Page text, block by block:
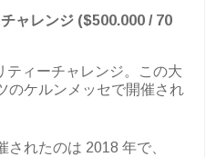
ャレンジ ($500.000 / 70
ティーチャレンジ。この大
のケルンメッセで開催され
されたのは 2018 年で、